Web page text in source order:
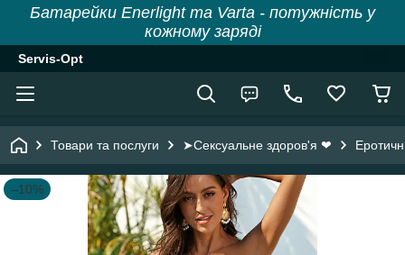
Батарейки Enerlight та Varta - потужність у
кожному заряді
Servis-Opt
Товари та послуги ➤Сексуальне здоров'я ❤
–10%